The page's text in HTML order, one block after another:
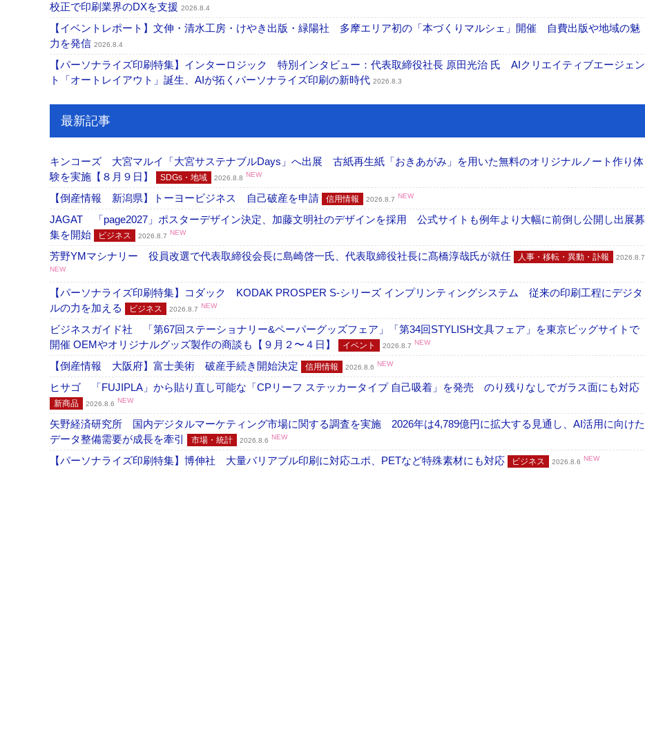
校正で印刷業界のDXを支援 2026.8.4
【イベントレポート】文伸・清水工房・けやき出版・緑陽社 多摩エリア初の「本づくりマルシェ」開催 自費出版や地域の魅
力を発信 2026.8.4
【パーソナライズ印刷特集】インターロジック 特別インタビュー：代表取締役社長 原田光治 氏 AIクリエイティブエージェン
ト「オートレイアウト」誕生、AIが拓くパーソナライズ印刷の新時代 2026.8.3
最新記事
キンコーズ 大宮マルイ「大宮サステナブルDays」へ出展 古紙再生紙「おきあがみ」を用いた無料のオリジナルノート作り体
験を実施【８月９日】
SDGs・地域 2026.8.8 NEW
【倒産情報 新潟県】トーヨービジネス 自己破産を申請 信用情報 2026.8.7 NEW
JAGAT 「page2027」ポスターデザイン決定、加藤文明社のデザインを採用 公式サイトも例年より大幅に前倒し公開し出展募
集を開始
ビジネス 2026.8.7 NEW
芳野YMマシナリー 役員改選で代表取締役会長に島崎啓一氏、代表取締役社長に髙橋淳哉氏が就任 人事・移転・異動・訃報
2026.8.7
NEW
【パーソナライズ印刷特集】コダック KODAK PROSPER S-シリーズ インプリンティングシステム 従来の印刷工程にデジタ
ルの力を加える
ビジネス 2026.8.7 NEW
ビジネスガイド社 「第67回ステーショナリー&ペーパーグッズフェア」「第34回STYLISH文具フェア」を東京ビッグサイトで
開催 OEMやオリジナルグッズ製作の商談も【９月２〜４日】
イベント 2026.8.7 NEW
【倒産情報 大阪府】富士美術 破産手続き開始決定 信用情報 2026.8.6 NEW
ヒサゴ 「FUJIPLA」から貼り直し可能な「CPリーフ ステッカータイプ 自己吸着」を発売 のり残りなしでガラス面にも対応
新商品 2026.8.6 NEW
矢野経済研究所 国内デジタルマーケティング市場に関する調査を実施 2026年は4,789億円に拡大する見通し、AI活用に向けた
データ整備需要が成長を牽引
市場・統計 2026.8.6 NEW
【パーソナライズ印刷特集】博伸社 大量バリアブル印刷に対応ユポ、PETなど特殊素材にも対応 ビジネス 2026.8.6 NEW